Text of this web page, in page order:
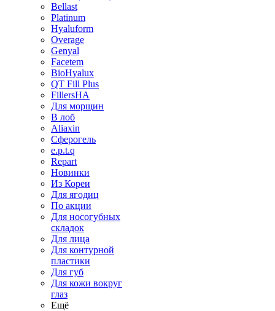
Bellast
Platinum
Hyaluform
Overage
Genyal
Facetem
BioHyalux
QT Fill Plus
FillersHA
Для морщин
В лоб
Aliaxin
Сферогель
e.p.t.q
Repart
Новинки
Из Кореи
Для ягодиц
По акции
Для носогубных
складок
Для лица
Для контурной
пластики
Для губ
Для кожи вокруг
глаз
Ещё